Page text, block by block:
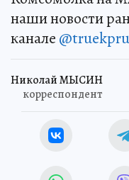
наши новости
канале @truekpru
Николай МЫСИН
корреспондент